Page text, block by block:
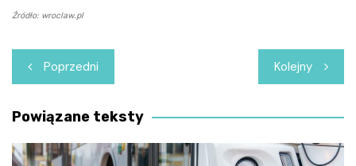
Źródło: wroclaw.pl
Nawigacja
wpisu
Poprzedni Kolejny
Powiązane teksty